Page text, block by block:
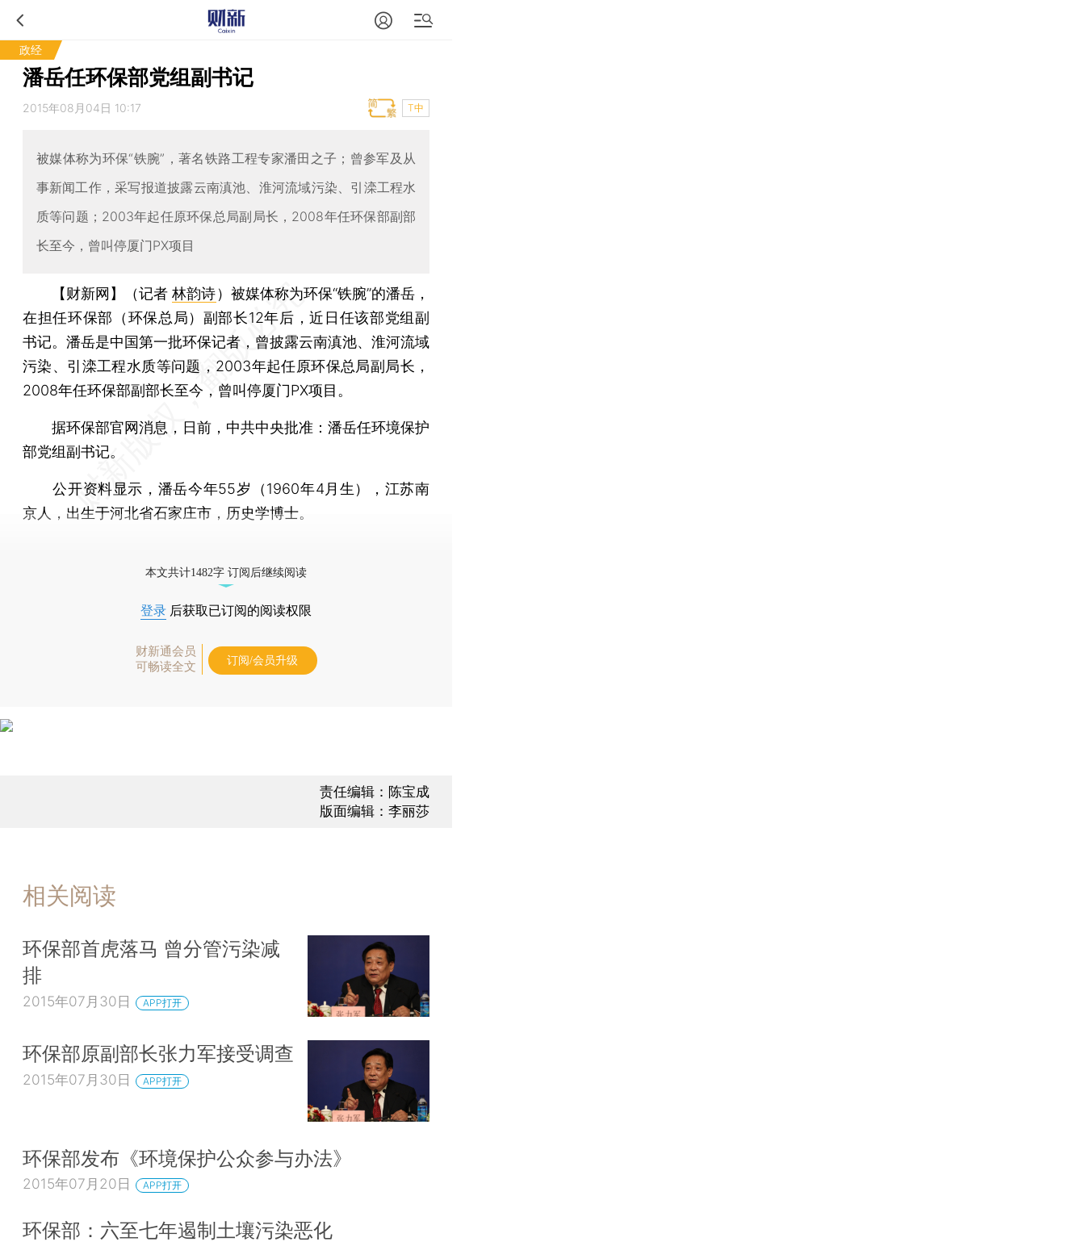
政经
潘岳任环保部党组副书记
2015年08月04日 10:17 T中
被媒体称为环保“铁腕”，著名铁路工程专家潘田之子；曾参军及从
事新闻工作，采写报道披露云南滇池、淮河流域污染、引滦工程水
质等问题；2003年起任原环保总局副局长，2008年任环保部副部
长至今，曾叫停厦门PX项目
【财新网】（记者林韵诗） 被媒体称为环保“铁腕”的潘岳，
在担任环保部（环保总局）副部长12年后，近日任该部党组副
书记。潘岳是中国第一批环保记者，曾披露云南滇池、淮河流域
污染、引滦工程水质等问题，2003年起任原环保总局副局长，
2008年任环保部副部长至今，曾叫停厦门PX项目。
据环保部官网消息，日前，中共中央批准：潘岳任环境保护
部党组副书记。
公开资料显示，潘岳今年55岁（1960年4月生），江苏南
京人，出生于河北省石家庄市，历史学博士。
本文共计1482字 订阅后继续阅读
登录 后获取已订阅的阅读权限
财新通会员
可畅读全文
订阅/会员升级
责任编辑：陈宝成
版面编辑：李丽莎
相关阅读
环保部首虎落马 曾分管污染减
排
2015年07月30日 APP打开
环保部原副部长张力军接受调查
2015年07月30日 APP打开
环保部发布《环境保护公众参与办法》
2015年07月20日 APP打开
环保部：六至七年遏制土壤污染恶化